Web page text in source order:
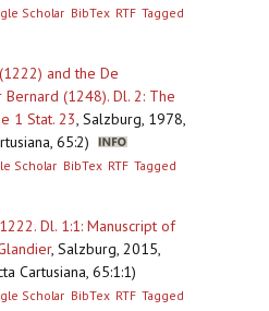
Scholar BibTex RTF Tagged
and the De
(1248). Dl. 2: The
1 Stat. 23, Salzburg, 1978,
65:2)
Scholar BibTex RTF Tagged
Dl. 1:1: Manuscript of
, Salzburg, 2015,
Cartusiana, 65:1:1)
Scholar BibTex RTF Tagged